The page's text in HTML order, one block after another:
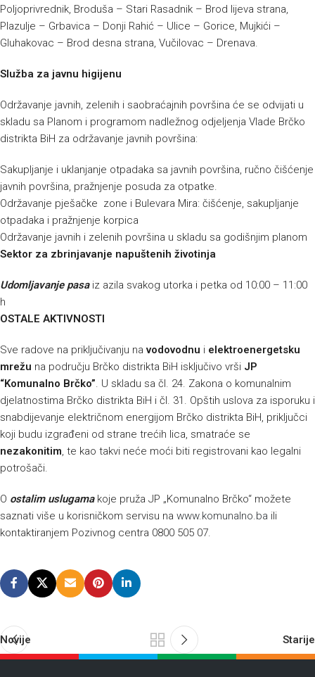
Poljoprivrednik, Broduša – Stari Rasadnik – Brod lijeva strana,
Plazulje – Grbavica – Donji Rahić – Ulice – Gorice, Mujkići –
Gluhakovac – Brod desna strana, Vučilovac – Drenava.
Služba za javnu higijenu
Održavanje javnih, zelenih i saobraćajnih površina će se odvijati u
skladu sa Planom i programom nadležnog odjeljenja Vlade Brčko
distrikta BiH za održavanje javnih površina:
Sakupljanje i uklanjanje otpadaka sa javnih površina, ručno čišćenje
javnih površina, pražnjenje posuda za otpatke.
Održavanje pješačke zone i Bulevara Mira: čišćenje, sakupljanje
otpadaka i pražnjenje korpica
Održavanje javnih i zelenih površina u skladu sa godišnjim planom
Sektor za zbrinjavanje napuštenih životinja
Udomljavanje pasaiz azila svakog utorka i petka od 10:00 – 11:00
h
OSTALE AKTIVNOSTI
Sve radove na priključivanju navodovodnu i elektroenergetsku
mrežu na području Brčko distrikta BiH isključivo vrši JP
“Komunalno Brčko”. U skladu sa čl. 24. Zakona o komunalnim
djelatnostima Brčko distrikta BiH i čl. 31. Opštih uslova za isporuku i
snabdijevanje električnom energijom Brčko distrikta BiH, priključci
koji budu izgrađeni od strane trećih lica, smatraće se
nezakonitim, te kao takvi neće moći biti registrovani kao legalni
potrošači.
O ostalim uslugamakoje pruža JP „Komunalno Brčko“ možete
saznati više u korisničkom servisu na www.komunalno.ba ili
kontaktiranjem Pozivnog centra 0800 505 07.
Novije Starije